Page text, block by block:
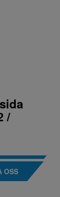
/
OSS